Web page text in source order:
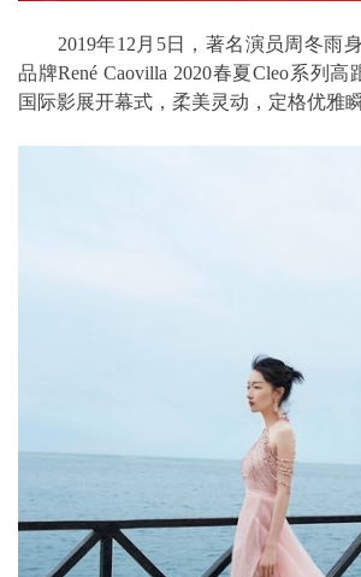
2019年12月5日，著名演员周冬雨
品牌René Caovilla 2020春夏Cleo系列
国际影展开幕式，柔美灵动，定格优雅